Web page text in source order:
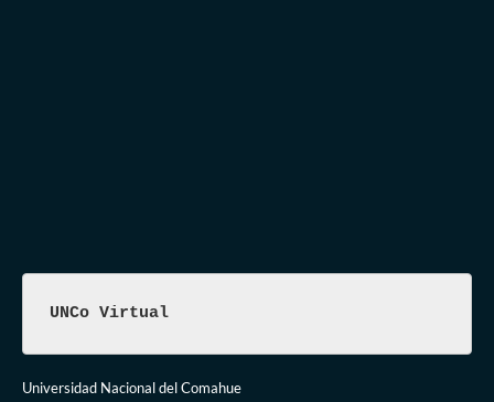
UNCo Virtual
Universidad Nacional del Comahue